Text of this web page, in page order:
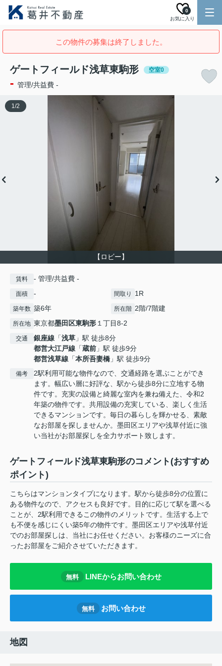
お気に入り
0
この物件の募集は終了しました。
ゲートフィールド浅草東駒形 空室0
- 管理/共益費 -
【ロビー】
1/2
賃料 - 管理/共益費 -
面積 - 間取り 1R
築年数 築6年 所在階 2階/7階建
所在地 東京都墨田区東駒形１丁目8-2
交通 銀座線 「浅草 」駅 徒歩8分
都営大江戸線 「蔵前 」駅 徒歩9分
都営浅草線 「本所吾妻橋 」駅 徒歩9分
備考
2駅利用可能な物件なので、交通経路を選ぶことができ
ます。幅広い層に好評な、駅から徒歩8分に立地する物
件です。充実の設備と綺麗な室内を兼ね備えた、令和2
年築の物件です。共用設備の充実している、楽しく生活
できるマンションです。毎日の暮らしを輝かせる、素敵
なお部屋を探しませんか。墨田区エリアや浅草付近に強
い当社がお部屋探しを全力サポート致します。
ゲートフィールド浅草東駒形のコメント(おすすめ
ポイント)
こちらはマンションタイプになります。駅から徒歩8分の位置に
ある物件なので、アクセスも良好です。目的に応じて駅を選べる
ことが、2駅利用できるこの物件のメリットです。生活する上で
も不便を感じにくい築5年の物件です。墨田区エリアや浅草付近
でのお部屋探しは、当社にお任せください。お客様のニーズに合
ったお部屋をご紹介させていただきます。
無料 LINEからお問い合わせ
無料 お問い合わせ
地図